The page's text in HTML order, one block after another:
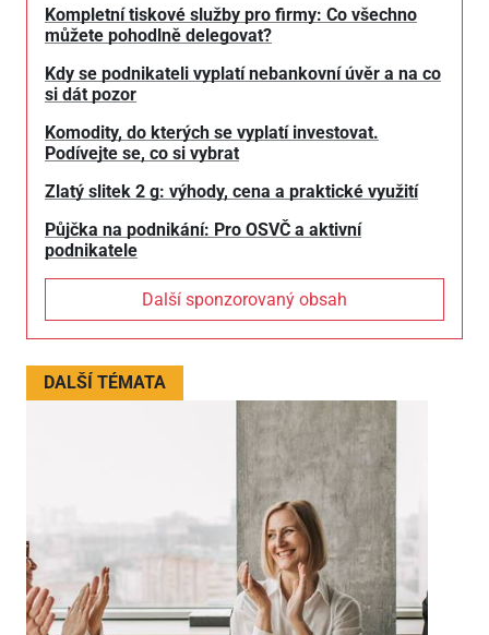
Kompletní tiskové služby pro firmy: Co všechno
můžete pohodlně delegovat?
Kdy se podnikateli vyplatí nebankovní úvěr a na co
si dát pozor
Komodity, do kterých se vyplatí investovat.
Podívejte se, co si vybrat
Zlatý slitek 2 g: výhody, cena a praktické využití
Půjčka na podnikání: Pro OSVČ a aktivní
podnikatele
Další sponzorovaný obsah
DALŠÍ TÉMATA